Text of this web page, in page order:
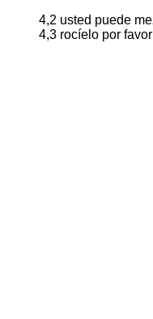
4,2 usted puede
4,3 rocíelo por